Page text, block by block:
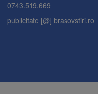
0743.519.669
publicitate [@] brasovstiri.ro